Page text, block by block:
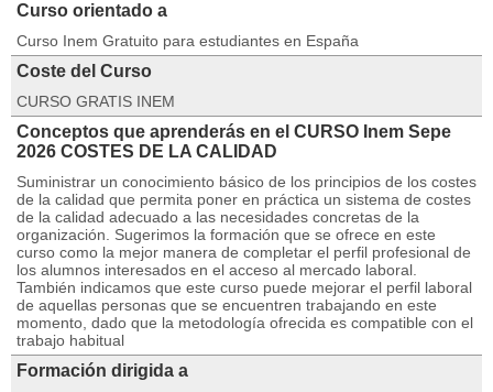
Curso orientado a
Curso Inem Gratuito para estudiantes en España
Coste del Curso
CURSO GRATIS INEM
Conceptos que aprenderás en el CURSO Inem Sepe
2026 COSTES DE LA CALIDAD
Suministrar un conocimiento básico de los principios de los costes
de la calidad que permita poner en práctica un sistema de costes
de la calidad adecuado a las necesidades concretas de la
organización. Sugerimos la formación que se ofrece en este
curso como la mejor manera de completar el perfil profesional de
los alumnos interesados en el acceso al mercado laboral.
También indicamos que este curso puede mejorar el perfil laboral
de aquellas personas que se encuentren trabajando en este
momento, dado que la metodología ofrecida es compatible con el
trabajo habitual
Formación dirigida a